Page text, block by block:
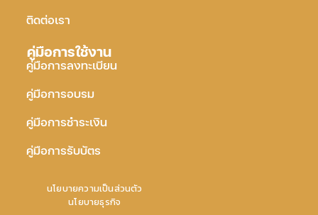
ติดต่อเรา
คู่มือการใช้งาน
คู่มือการลงทะเบียน
คู่มือการอบรม
คู่มือการชำระเงิน
คู่มือการรับบัตร
นโยบายความเป็นส่วนตัว
นโยบายธุรกิจ